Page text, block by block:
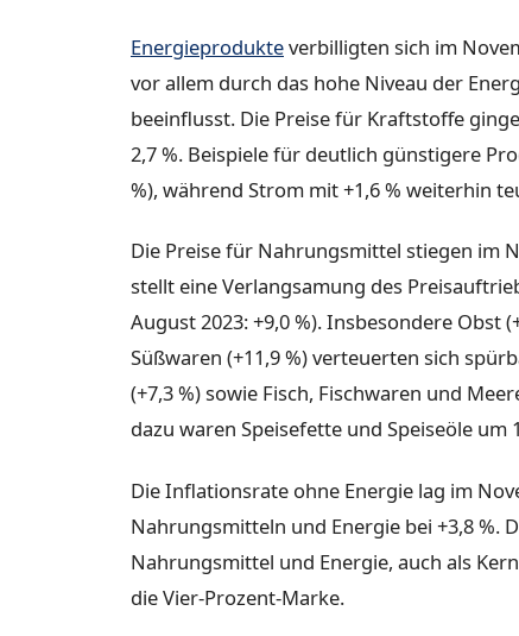
Energieprodukteverbilligten sich im
vor allem durch das hohe Niveau der
beeinflusst. Die Preise für Kraftstoffe
2,7 %. Beispiele für deutlich günstigere
%), während Strom mit +1,6 % weiterhin
Die Preise für Nahrungsmittel stiegen im
stellt eine Verlangsamung des
August 2023: +9,0 %). Insbesondere Obst
Süßwaren (+11,9 %) verteuerten sich
(+7,3 %) sowie Fisch, Fischwaren und
dazu waren Speisefette und Speiseöle um
Die Inflationsrate ohne Energie lag im
Nahrungsmitteln und Energie bei +3,8 %.
Nahrungsmittel und Energie, auch als
die Vier-Prozent-Marke.